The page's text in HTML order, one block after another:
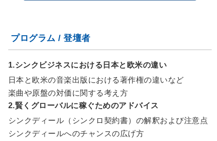
プログラム / 登壇者
1.シンクビジネスにおける日本と欧米の違い
日本と欧米の音楽出版における著作権の違いなど
楽曲や原盤の対価に関する考え方
2.賢くグローバルに稼ぐためのアドバイス
シンクディール（シンクロ契約書）の解釈および注意点
シンクディールへのチャンスの広げ方